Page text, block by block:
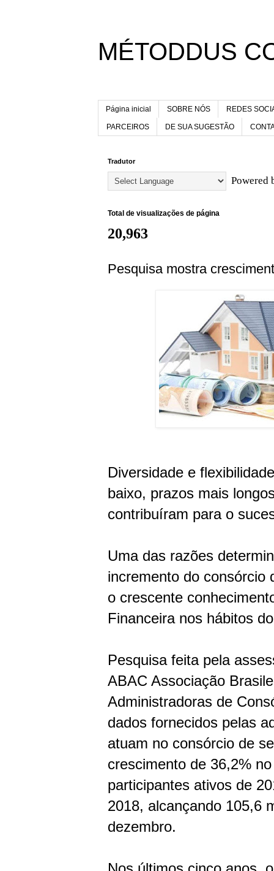
MÉTODDUS
Página inicial SOBRE NÓS REDES
PARCEIROS DE SUA SUGESTÃO
Tradutor
Powered
Total de visualizações de página
20,963
Pesquisa mostra
Diversidade e
baixo, prazos mais
contribuíram para o
Uma das razões
incremento do consórcio
o crescente
Financeira nos hábitos
Pesquisa feita pela
ABAC Associação
Administradoras de
dados fornecidos pelas
atuam no consórcio de
crescimento de 36,2%
participantes ativos de
2018, alcançando 105,6
dezembro.